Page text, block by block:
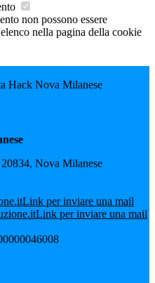
non possono essere
nella pagina della cookie
Hack Nova Milanese
Nova Milanese
Link per inviare una mail
Link per inviare una mail